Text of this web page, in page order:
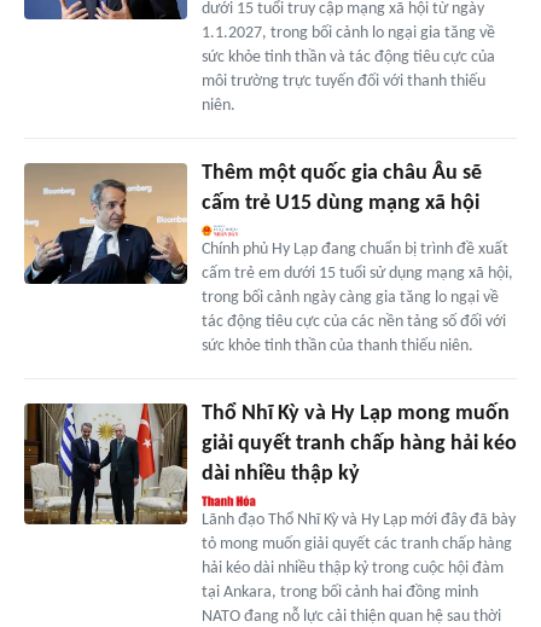
dưới 15 tuổi truy cập mạng xã hội từ ngày
1.1.2027, trong bối cảnh lo ngại gia tăng về
sức khỏe tinh thần và tác động tiêu cực của
môi trường trực tuyến đối với thanh thiếu
niên.
Thêm một quốc gia châu Âu sẽ
cấm trẻ U15 dùng mạng xã hội
Chính phủ Hy Lạp đang chuẩn bị trình đề xuất
cấm trẻ em dưới 15 tuổi sử dụng mạng xã hội,
trong bối cảnh ngày càng gia tăng lo ngại về
tác động tiêu cực của các nền tảng số đối với
sức khỏe tinh thần của thanh thiếu niên.
Thổ Nhĩ Kỳ và Hy Lạp mong muốn
giải quyết tranh chấp hàng hải kéo
dài nhiều thập kỷ
Lãnh đạo Thổ Nhĩ Kỳ và Hy Lạp mới đây đã bày
tỏ mong muốn giải quyết các tranh chấp hàng
hải kéo dài nhiều thập kỷ trong cuộc hội đàm
tại Ankara, trong bối cảnh hai đồng minh
NATO đang nỗ lực cải thiện quan hệ sau thời